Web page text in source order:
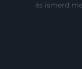
és ismerd